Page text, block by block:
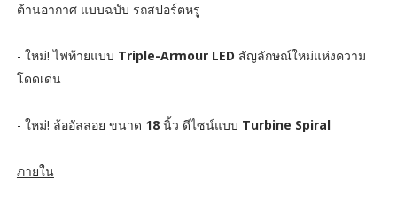
ต้านอากาศ แบบฉบับ รถสปอร์ตหรู
- ใหม่! ไฟท้ายแบบ Triple-Armour LED สัญลักษณ์ใหม่แห่งความ
โดดเด่น
- ใหม่! ล้ออัลลอย ขนาด 18นิ้ว ดีไซน์แบบ Turbine Spiral
ภายใน